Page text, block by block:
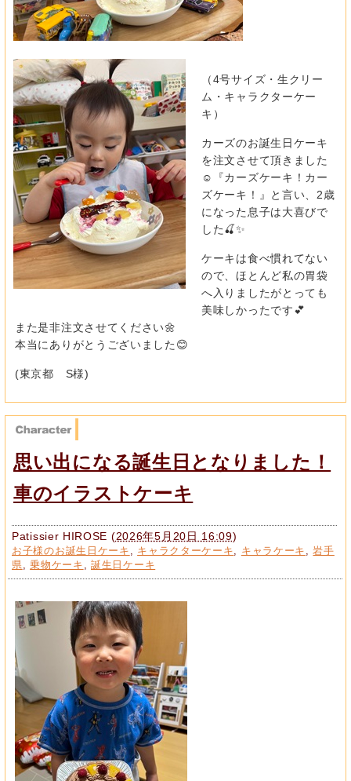
（4号サイズ・生クリー
ム・キャラクターケー
キ）
カーズのお誕生日ケーキ
を注文させて頂きました
☺️『カーズケーキ！カー
ズケーキ！』と言い、2歳
になった息子は大喜びで
した🍒✨
ケーキは食べ慣れてない
ので、ほとんど私の胃袋
へ入りましたがとっても
美味しかったです💕
また是非注文させてください🌼
本当にありがとうございました😊
(東京都 S様)
思い出になる誕生日となりました！
車のイラストケーキ
Patissier HIROSE (2026年5月20日 16:09)
お子様のお誕生日ケーキ キャラクターケーキ キャラケーキ ,岩手
県
,乗物ケーキ ,誕生日ケーキ